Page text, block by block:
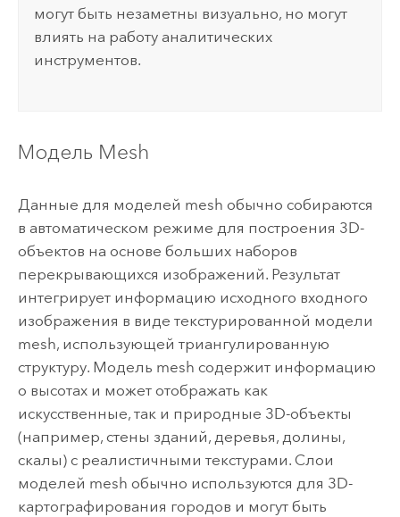
могут быть незаметны визуально, но могут
влиять на работу аналитических
инструментов.
Модель Mesh
Данные для моделей mesh обычно собираются
в автоматическом режиме для построения 3D-
объектов на основе больших наборов
перекрывающихся изображений. Результат
интегрирует информацию исходного входного
изображения в виде текстурированной модели
mesh, использующей триангулированную
структуру. Модель mesh содержит информацию
о высотах и может отображать как
искусственные, так и природные 3D-объекты
(например, стены зданий, деревья, долины,
скалы) с реалистичными текстурами. Слои
моделей mesh обычно используются для 3D-
картографирования городов и могут быть